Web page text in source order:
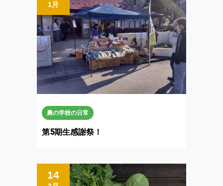
1月
農の学校の日常
第5期生感謝祭！
14